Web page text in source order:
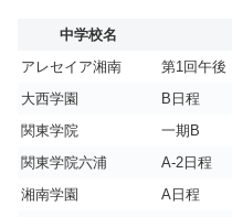
中学校名
アレセイア湘南
第1回午後
大西学園
B日程
関東学院
一期B
関東学院六浦
A-2日程
湘南学園
A日程